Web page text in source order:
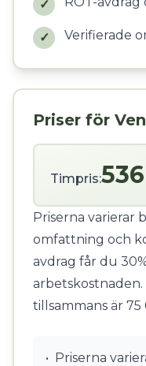
✓
✓ Verifierade
Priser för
Timpris:
Priserna varierar
omfattning och
avdrag får du
arbetskostnaden.
tillsammans är
• Priserna